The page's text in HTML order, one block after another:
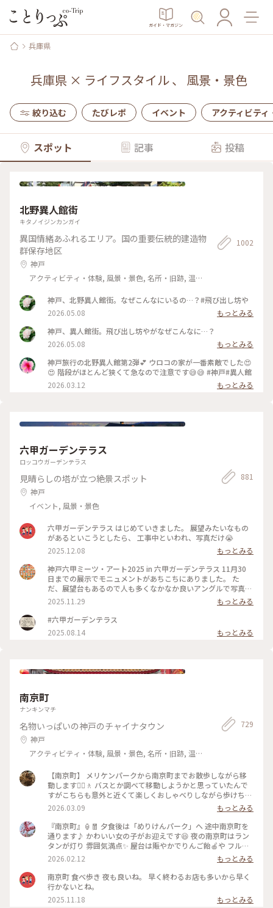
ガイド・マガジン
兵庫県
兵庫県 × ライフスタイル、 風景・景色
絞り込む たびレポ イベント アクティビティ
スポット 記事 投稿
北野異人館街
キタノイジンカンガイ
異国情緒あふれるエリア。国の重要伝統的建造物
群保存地区
神戸
アクティビティ・体験, 風景・景色, 名所・旧跡, 温
1002
神戸、北野異人館街。なぜこんなにいるの…？#飛び出し坊や
2026.05.08
もっとみる
神戸、異人館街。飛び出し坊やがなぜこんなに…？
2026.05.08
もっとみる
神戸旅行の北野異人館第2弾💕 ウロコの家が一番素敵でした😍
😍 階段がほとんど狭くて急なので注意です😅😅 #神戸#異人館
2026.03.12
もっとみる
六甲ガーデンテラス
ロッコウガーデンテラス
見晴らしの塔が立つ絶景スポット
神戸
イベント, 風景・景色
881
六甲ガーデンテラス はじめていきました。 展望みたいなもの
があるといこうとしたら、 工事中といわれ、写真だけ😭
2025.12.08
もっとみる
神戸六甲ミーツ・アート2025 in 六甲ガーデンテラス 11月30
日までの展示でモニュメントがあちこちにありました。 た
だ、展望台もあるので人も多くなかなか良いアングルで写真が
撮れず💦 鹿さんとケンタウロスのような女性の妖精さんは 存
在感があり青空にも映えて素敵でした！ 山頂からの景色も、
少し霞がかっていましたが 六甲アイランドや神戸空港が見え
ました✈️ あと久々だったので知らなかったんですが、おむすび
の 神社が出来ていてビックリしました（笑）
2025.11.29
もっとみる
#六甲ガーデンテラス
2025.08.14
もっとみる
南京町
ナンキンマチ
名物いっぱいの神戸のチャイナタウン
神戸
アクティビティ・体験, 風景・景色, 名所・旧跡, 温
729
【南京町】 メリケンパークから南京町までお散歩しながら移
動します🚶‍♂️🚶 バスとか調べて移動しようかと思っていたんで
すがこちらも意外と近くて楽しくおしゃべりしながら歩けちゃ
う距離でした 南京町は春節の時期が終わった頃にお邪魔した
のにまだ赤い提灯やランタンオブジェなどの飾り付けが残って
いていつも以上に華やかな雰囲気でした🏮🏮🏮 いつもより中
華色の強い雰囲気も楽しめて嬉しかったです😆 南京町に来た
ら‼︎やっぱり中華食べたいですよね😋 今回はお店には入らずに
お昼を兼ねて中華ちまきと北京ダックを食べ歩きでいただきま
す🐔 まわりのみなさんもそれぞれ美味しそうにいちご飴やパ
ンダ饅などを堪能されていました😊 食べているのを見るとど
れも美味しそうでつい食べたくなりますよねぇ🤤
（2026.3.1） #中華街 #食べ歩き #春節 #お散歩 #日本三大中華
街 #日本三大 #開運旅 #日本盛蔵開きと神戸の旅 #南京町 #こと
2026.03.09
もっとみる
『南京町』🏮🧧 夕食後は「めりけんパーク」へ 途中南京町を
通ります♪ かわいい女の子がお迎えです😆 夜の南京町はラン
タンが灯り 雰囲気満点✨ 屋台は賑やかでりんご飴🍎や フルー
ツ飴は大人気です💕 長安門には鳳凰🐦‍🔥✨ 中華街を抜けて港へ
向かいますが 夜はますます冷えて寒いこと🥶 ・ ・ #開運旅 #
ことりっぷと一緒 #南京町 #南京町広場 #神戸南京町 #チャイ
ナタウン #中華街 #屋台 #長安門 #元町 #神戸 #神戸市 #兵庫県
2026.02.12
もっとみる
南京町 食べ歩き 夜も良いね。 早く終わるお店も多いから早く
行かないとね。
2025.11.18
もっとみる